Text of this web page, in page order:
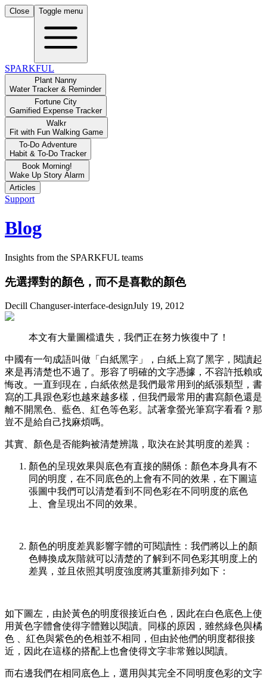
Close Toggle menu
SPARKFUL
Plant Nanny
Water Tracker & Reminder
Fortune City
Gamified Expense Tracker
Walkr
Fit with Fun Walking Game
To-Do Adventure
Habit & To-Do Tracker
Book Morning!
Wake Up Story Alarm
Articles
Support
Blog
Insights from the SPARKFUL teams
先選擇對的顏色，而不是喜歡的顏色
Decill Changuser-interface-designJuly 19, 2012
本文有大量圖檔遺失，我們正在努力恢復中了！
中國有一句成語叫做「白紙黑字」，白紙上寫了黑字，閱讀起
來是再清楚也不過了。形容了明確的文字憑據，不容許抵賴或
悔改。一直到現在，白紙依然是我們最常用到的紙張類型，書
寫的工具跟色彩也越來越多樣，但我們最常用的書寫顏色還是
離不開黑色、藍色、紅色等色彩。試著拿螢光筆寫字看看？那
豈不是給自己找麻煩嗎。
其實、顏色是否能夠被清楚辨識，取決在於其明度的差異：
顏色的呈現效果與底色有直接的關係：顏色本身具有不
同的明度，在不同底色的上會有不同的效果，在下圖這
張圖中我們可以清楚看到不同色彩在不同明度的底色
上、會呈現出不同的效果。
顏色的明度差異影響字體的可閱讀性：我們將以上的顏
色轉換成灰階就可以清楚的了解到不同色彩其明度上的
差異，並且依照其明度強度將其重新排列如下：
如下圖左，由於黃色的明度很接近白色，因此在白色底色上使
用黃色字體會使得字體難以閱讀。同樣的原因，雖然綠色與橘
色 、紅色與紫色的色相並不相同，但由於他們的明度都很接
近，因此在這樣的搭配上也會使得文字非常難以閱讀。
而右邊我們在相同底色上，選用與其完全不同明度色彩的文字